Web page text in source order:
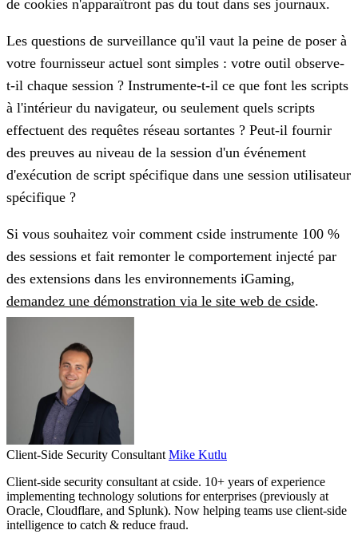
de cookies n'apparaîtront pas du tout dans ses journaux.
Les questions de surveillance qu'il vaut la peine de poser à
votre fournisseur actuel sont simples : votre outil observe-
t-il chaque session ? Instrumente-t-il ce que font les scripts
à l'intérieur du navigateur, ou seulement quels scripts
effectuent des requêtes réseau sortantes ? Peut-il fournir
des preuves au niveau de la session d'un événement
d'exécution de script spécifique dans une session utilisateur
spécifique ?
Si vous souhaitez voir comment cside instrumente 100 %
des sessions et fait remonter le comportement injecté par
des extensions dans les environnements iGaming,
demandez une démonstration via le site web de cside.
Client-Side Security Consultant Mike Kutlu
Client-side security consultant at cside. 10+ years of experience
implementing technology solutions for enterprises (previously at
Oracle, Cloudflare, and Splunk). Now helping teams use client-side
intelligence to catch & reduce fraud.